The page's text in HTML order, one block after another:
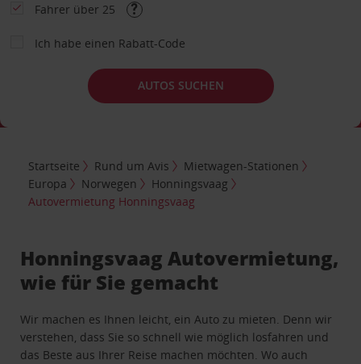
Fahrer über 25
Ich habe einen Rabatt-Code
AUTOS SUCHEN
Startseite Rund um Avis
Mietwagen-Stationen
Europa
Norwegen
Honningsvaag
Autovermietung Honningsvaag
Honningsvaag Autovermietung,
wie für Sie gemacht
Wir machen es Ihnen leicht, ein Auto zu mieten. Denn wir
verstehen, dass Sie so schnell wie möglich losfahren und
das Beste aus Ihrer Reise machen möchten. Wo auch